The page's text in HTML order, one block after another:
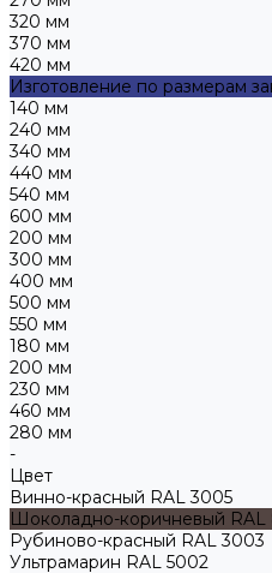
320 мм
370 мм
420 мм
Изготовление по размерам
140 мм
240 мм
340 мм
440 мм
540 мм
600 мм
200 мм
300 мм
400 мм
500 мм
550 мм
180 мм
200 мм
230 мм
460 мм
280 мм
-
Цвет
Винно-красный RAL 3005
Шоколадно-коричневый RAL
Рубиново-красный RAL 3003
Ультрамарин RAL 5002